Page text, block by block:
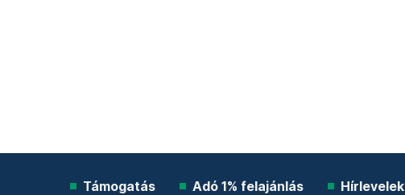
Támogatás Adó 1% felajánlás Hírlevelek